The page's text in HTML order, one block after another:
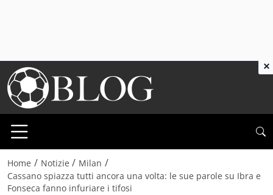
Home / Notizie / Milan /
Cassano spiazza tutti ancora una volta: le sue parole su Ibra e
Fonseca fanno infuriare i tifosi
×